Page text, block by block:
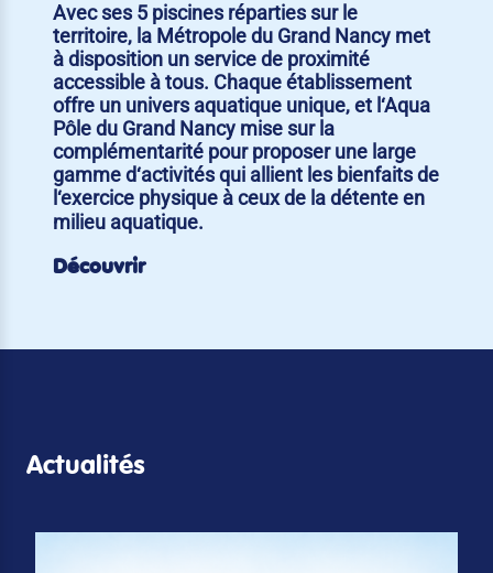
Avec ses 5 piscines réparties sur le
territoire, la Métropole du Grand Nancy met
à disposition un service de proximité
accessible à tous. Chaque établissement
offre un univers aquatique unique, et l‘Aqua
Pôle du Grand Nancy mise sur la
complémentarité pour proposer une large
gamme d‘activités qui allient les bienfaits de
l‘exercice physique à ceux de la détente en
milieu aquatique.
Découvrir
Actualités